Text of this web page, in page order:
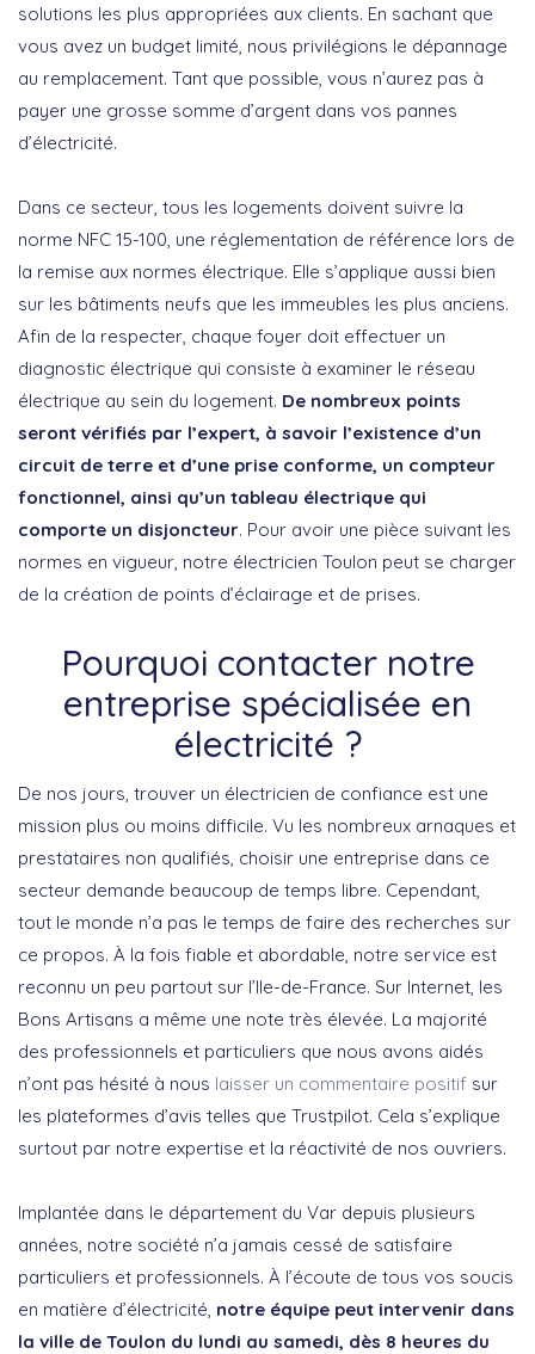
solutions les plus appropriées aux clients. En sachant que
vous avez un budget limité, nous privilégions le dépannage
au remplacement. Tant que possible, vous n’aurez pas à
payer une grosse somme d’argent dans vos pannes
d’électricité.
Dans ce secteur, tous les logements doivent suivre la
norme NFC 15-100, une réglementation de référence lors de
la remise aux normes électrique. Elle s’applique aussi bien
sur les bâtiments neufs que les immeubles les plus anciens.
Afin de la respecter, chaque foyer doit effectuer un
diagnostic électrique qui consiste à examiner le réseau
électrique au sein du logement. De nombreux points
seront vérifiés par l’expert, à savoir l’existence d’un
circuit de terre et d’une prise conforme, un compteur
fonctionnel, ainsi qu’un tableau électrique qui
comporte un disjoncteur. Pour avoir une pièce suivant les
normes en vigueur, notre électricien Toulon peut se charger
de la création de points d’éclairage et de prises.
Pourquoi contacter notre
entreprise spécialisée en
électricité ?
De nos jours, trouver un électricien de confiance est une
mission plus ou moins difficile. Vu les nombreux arnaques et
prestataires non qualifiés, choisir une entreprise dans ce
secteur demande beaucoup de temps libre. Cependant,
tout le monde n’a pas le temps de faire des recherches sur
ce propos. À la fois fiable et abordable, notre service est
reconnu un peu partout sur l’Ile-de-France. Sur Internet, les
Bons Artisans a même une note très élevée. La majorité
des professionnels et particuliers que nous avons aidés
n’ont pas hésité à nous laisser un commentaire positif sur
les plateformes d’avis telles que Trustpilot. Cela s’explique
surtout par notre expertise et la réactivité de nos ouvriers.
Implantée dans le département du Var depuis plusieurs
années, notre société n’a jamais cessé de satisfaire
particuliers et professionnels. À l’écoute de tous vos soucis
en matière d’électricité, notre équipe peut intervenir dans
la ville de Toulon du lundi au samedi, dès 8 heures du